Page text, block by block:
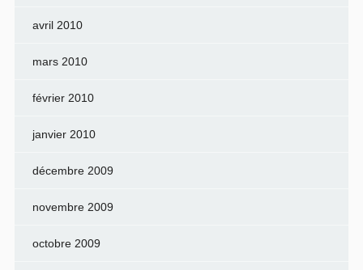
avril 2010
mars 2010
février 2010
janvier 2010
décembre 2009
novembre 2009
octobre 2009